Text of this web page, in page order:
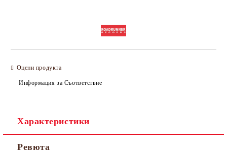
Оцени продукта
Информация за Съответствие
Характеристики
Ревюта